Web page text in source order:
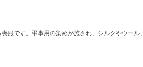
服です。弔事用の染めが施され、シルクやウー